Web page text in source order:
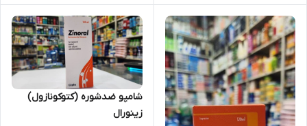
شامپو ضدشوره (کتوکونازول)
زینورال